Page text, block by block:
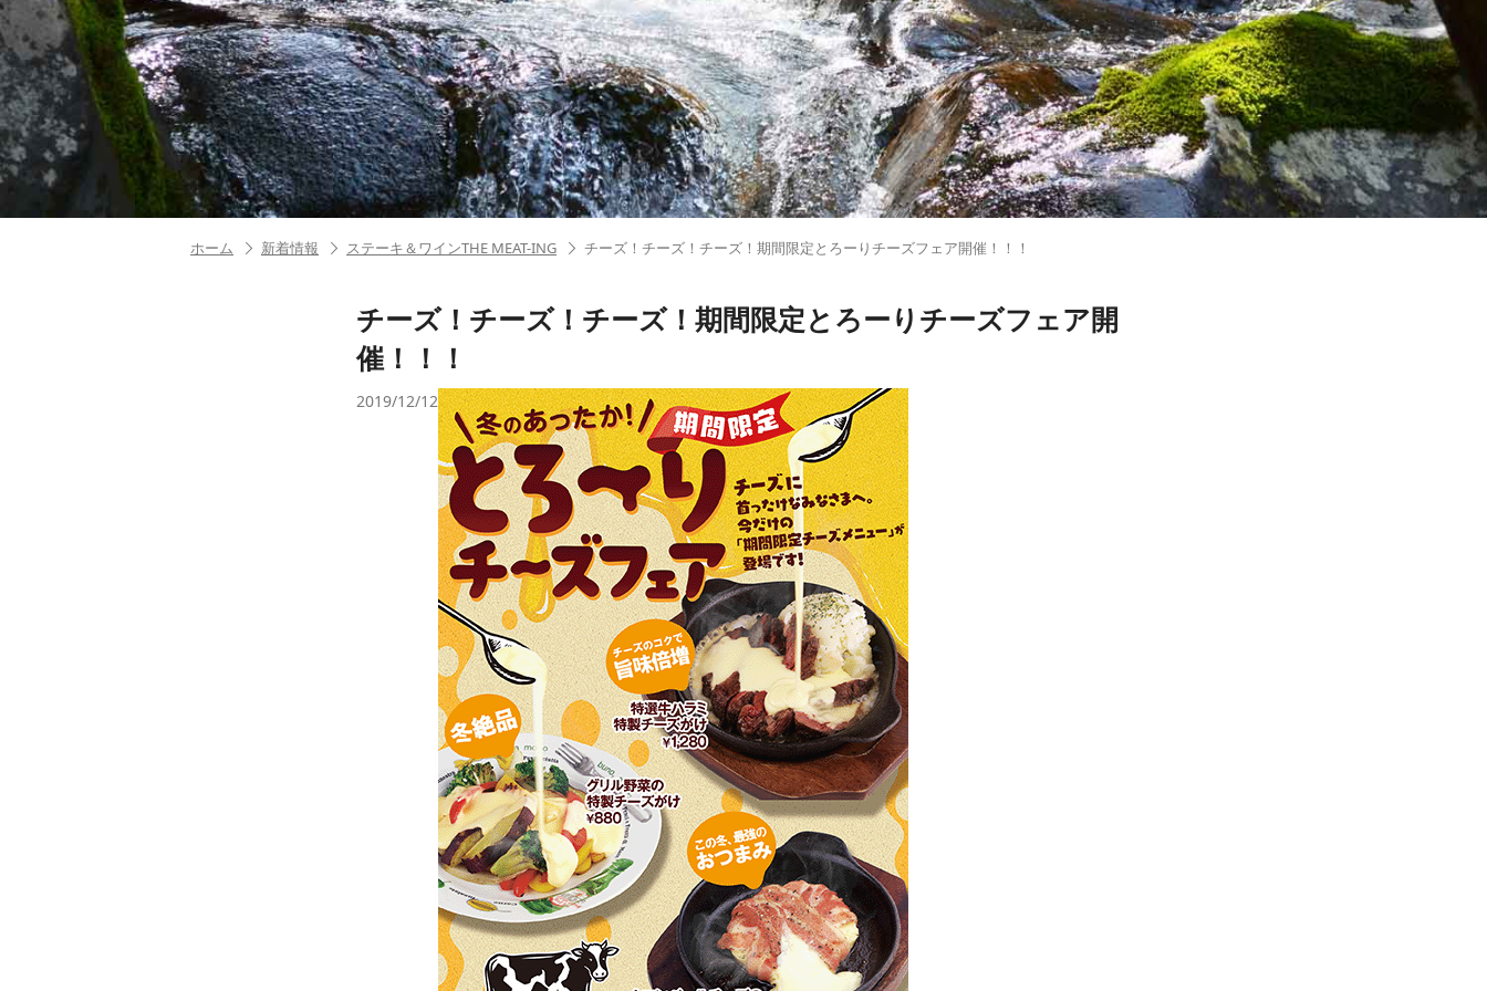
ホーム 新着情報 ステーキ＆ワインTHE MEAT-ING チーズ！チーズ！チーズ！期間限定とろーりチーズフェア開催！！！
チーズ！チーズ！チーズ！期間限定とろーりチーズフェア開
催！！！
2019/12/12